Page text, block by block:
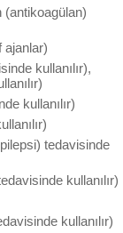
(antikoagülan)
ajanlar)
kullanılır),
kullanılır)
tedavisinde
kullanılır)
kullanılır)